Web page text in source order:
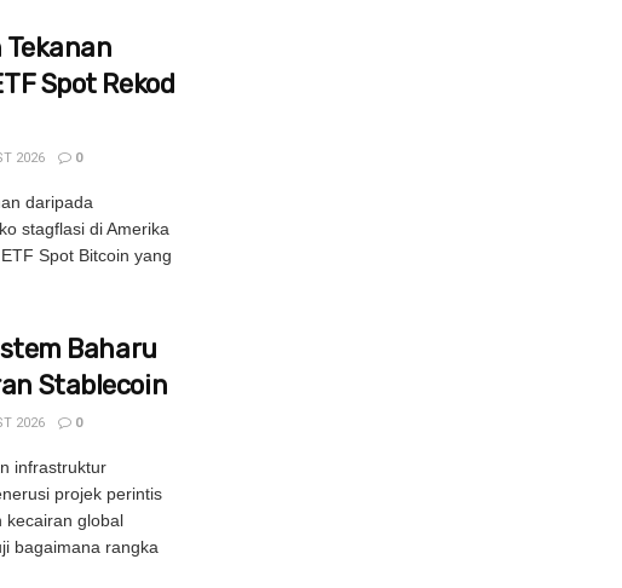
Spot Rekod
2026 0
daripada
stagflasi di Amerika
Spot Bitcoin yang
Baharu
Stablecoin
2026 0
infrastruktur
projek perintis
kecairan global
bagaimana rangka